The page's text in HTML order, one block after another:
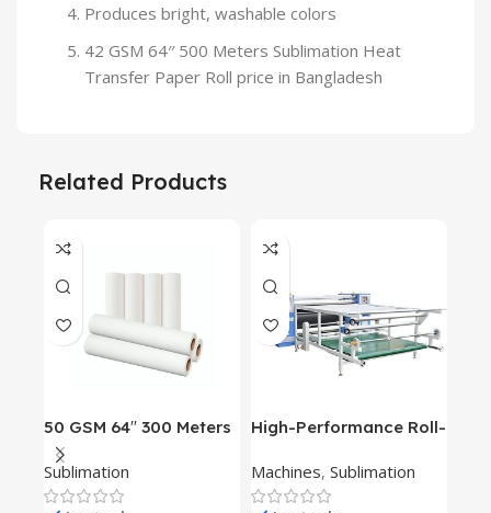
Produces bright, washable colors
42 GSM 64′′ 500 Meters Sublimation Heat
Transfer Paper Roll price in Bangladesh
Related Products
50 GSM 64′′ 300 Meters
Sublimation Heat
Transfer Paper
Sublimation
High-Performance Roll-
Fabrics
Machines, Sublimation